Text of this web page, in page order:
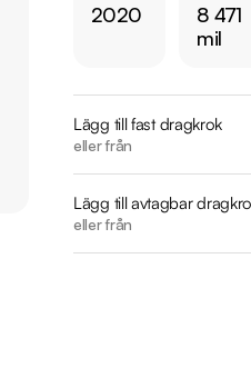
Därför ska du välja
* Störst i Sverige på
* Över 10 tusen
* Kvalitetssäkrade bilar
Utrustning inkluderar:
2020
8 471
mil
Lägg till fast dragkrok
eller från
Lägg till avtagbar
eller från